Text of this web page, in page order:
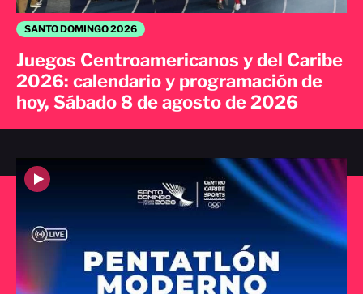
SANTO DOMINGO 2026
Juegos Centroamericanos y del Caribe
2026: calendario y programación de
hoy, Sábado 8 de agosto de 2026